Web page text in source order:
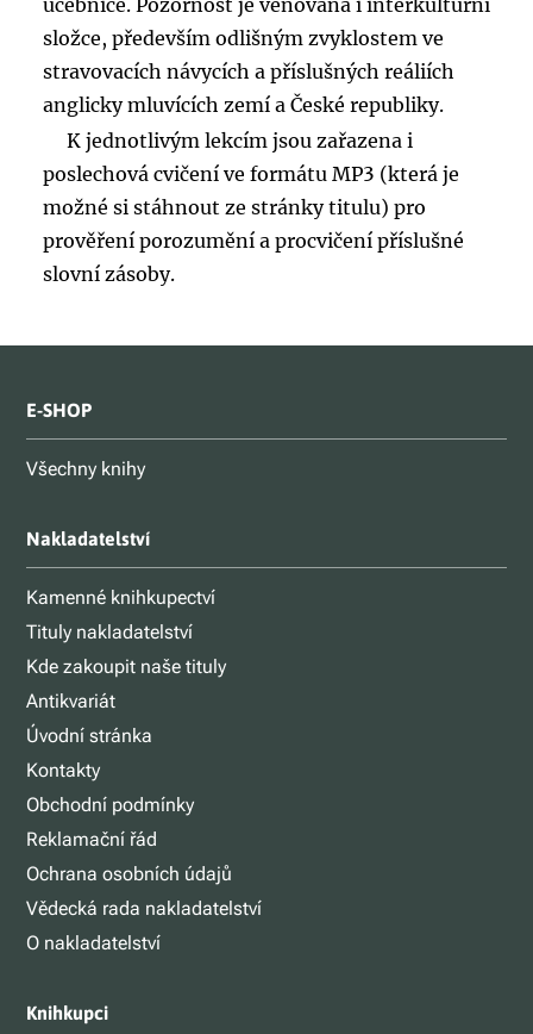
učebnice. Pozornost je věnována i interkulturní
složce, především odlišným zvyklostem ve
stravovacích návycích a příslušných reáliích
anglicky mluvících zemí a České republiky.
K jednotlivým lekcím jsou zařazena i
poslechová cvičení ve formátu MP3 (která je
možné si stáhnout ze stránky titulu) pro
prověření porozumění a procvičení příslušné
slovní zásoby.
E-SHOP
Všechny knihy
Nakladatelství
Kamenné knihkupectví
Tituly nakladatelství
Kde zakoupit naše tituly
Antikvariát
Úvodní stránka
Kontakty
Obchodní podmínky
Reklamační řád
Ochrana osobních údajů
Vědecká rada nakladatelství
O nakladatelství
Knihkupci